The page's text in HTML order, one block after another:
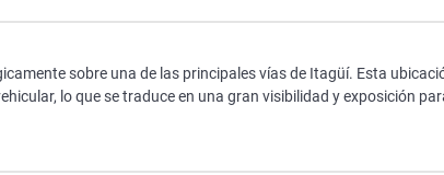
sobre una de las principales vías de Itagüí. Esta
lo que se traduce en una gran visibilidad y exposición